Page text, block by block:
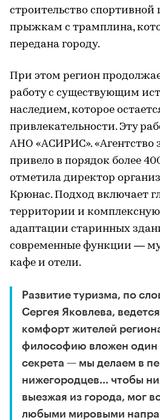
строительство
прыжкам с трамплина,
передана городу.
При этом регион
работу с существующим
наследием, которое
привлекательности. Эту
АНО «АСИРИС». «Агентство
привело в порядок более
отметила директор
Крюнас. Подход включает
территории и комплексную
адаптации старинных
современные функции —
кафе и отели.
Развитие туризма, по
Сергея Яковлева,
комфорт жителей
философию вложен один
секрета — мы делаем в
нижегородцев… чтобы
выезжая из города, мог
любыми мировыми